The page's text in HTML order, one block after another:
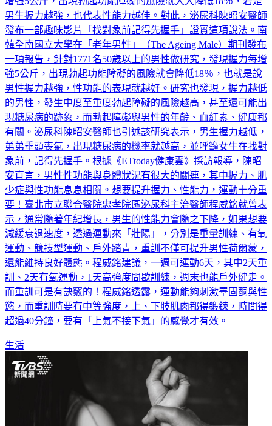
男生握力越強，也代表性能力越佳。對此，泌尿科陳昭安醫師
發布一部趣味影片「找對象前記得先握手」證實這項說法。南
韓全南國立大學在「老年男性」（The Ageing Male）期刊發布
一項報告，針對1771名50歲以上的男性做研究，發現握力每增
強5公斤，出現勃起功能障礙的風險就會降低18％，也就是說
男性握力越強，性功能的表現就越好。研究也發現，握力越低
的男性，發生中度至重度勃起障礙的風險越高，甚至還可能出
現糖尿病的跡象，而勃起障礙與男性的年齡、血紅素、健康都
有關。泌尿科陳昭安醫師也引述該研究表示，男生握力越低，
弟弟垂頭喪氣，出現糖尿病的機率就越高，並呼籲女生在找對
象前，記得先握手。根據《ETtoday健康雲》採訪報導，陳昭
安直言，男性性功能與身體狀況有很大的關連，其中握力、肌
少症與性功能息息相關。想要提升握力、性能力，運動十分重
要！臺北市立聯合醫院忠孝院區泌尿科主治醫師程威銘就曾表
示，通常隨著年紀增長，男生的性能力會隨之下降，如果想要
減緩衰退速度，透過運動來「壯陽」，分別是重量訓練、有氧
運動、競技型運動、戶外踏青，重訓不僅可提升男性荷爾蒙，
還能維持良好體態。程威銘建議，一週可運動6天，其中2天重
訓、2天有氧運動，1天高強度間歇訓練，週末也能戶外健走。
而重訓可是有訣竅的！程威銘透露，運動能夠刺激睪固酮與性
慾，而重訓時要有中等強度，上、下肢肌肉都得鍛鍊，時間得
超過40分鐘，要有「上氣不接下氣」的感覺才有效。
生活